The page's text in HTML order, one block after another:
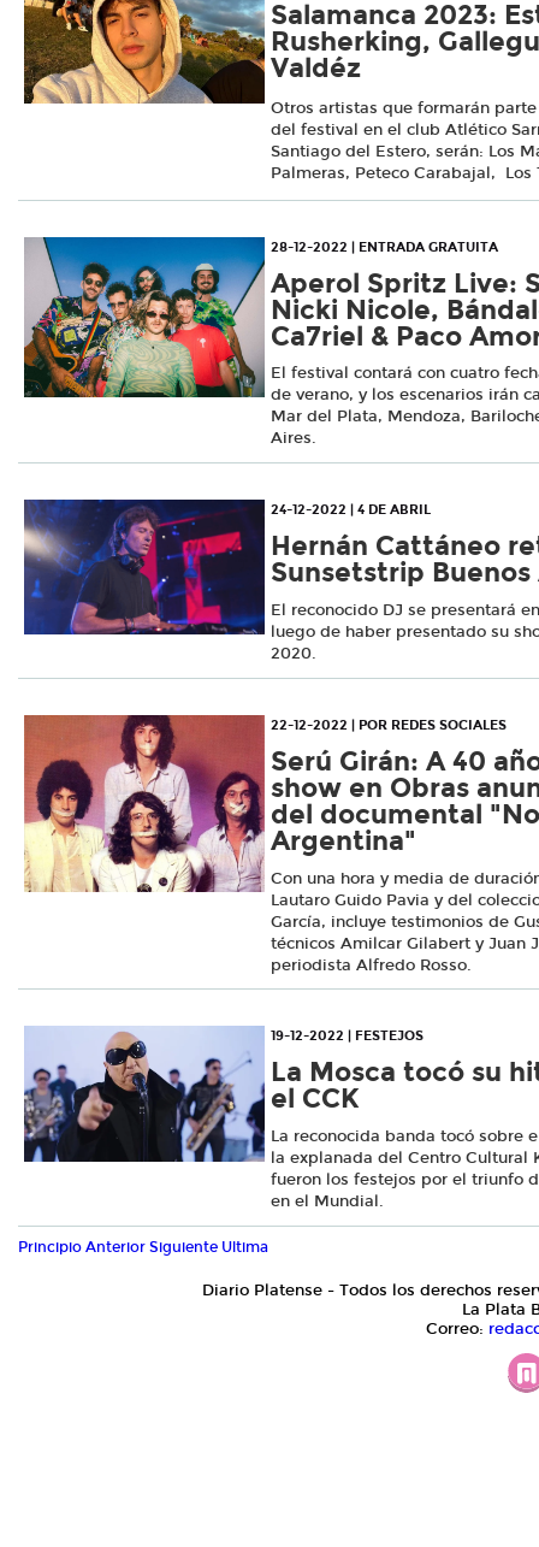
Salamanca 2023:
Rusherking,
Valdéz
Otros artistas que formarán
del festival en el club Atlético
Santiago del Estero, serán: Los
Palmeras, Peteco Carabajal, Los
28-12-2022 | ENTRADA GRATUITA
Aperol Spritz Live:
Nicki Nicole,
Ca7riel & Paco
El festival contará con cuatro
de verano, y los escenarios irán
Mar del Plata, Mendoza,
Aires.
24-12-2022 | 4 DE ABRIL
Hernán Cattáneo
Sunsetstrip Buenos
El reconocido DJ se presentará
luego de haber presentado su
2020.
22-12-2022 | POR REDES SOCIALES
Serú Girán: A 40
show en Obras
del documental
Argentina"
Con una hora y media de
Lautaro Guido Pavia y del
García, incluye testimonios de
técnicos Amilcar Gilabert y Juan
periodista Alfredo Rosso.
19-12-2022 | FESTEJOS
La Mosca tocó su
el CCK
La reconocida banda tocó sobre
la explanada del Centro Cultural
fueron los festejos por el triunfo
en el Mundial.
Principio Anterior Siguiente Ultima
Diario Platense - Todos los derechos
La Plata
Correo: